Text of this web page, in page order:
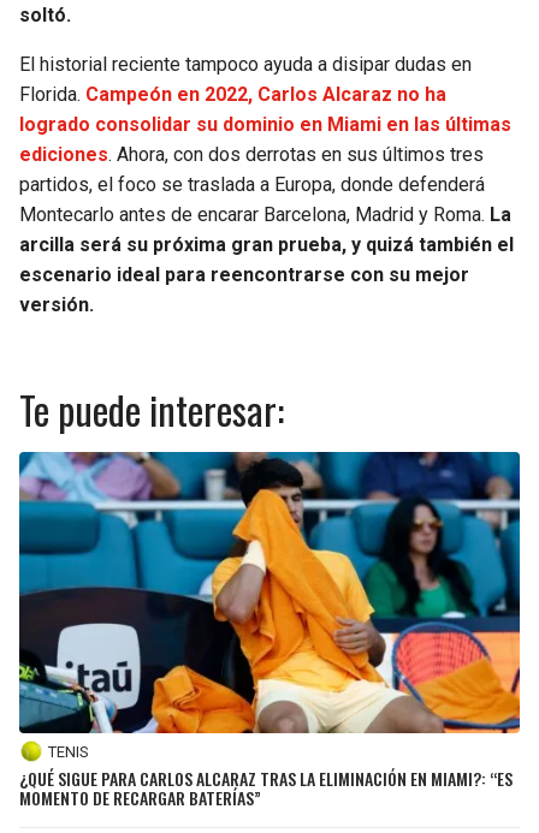
soltó.
El historial reciente tampoco ayuda a disipar dudas en
Florida. Campeón en 2022, Carlos Alcaraz no ha
logrado consolidar su dominio en Miami en las últimas
ediciones. Ahora, con dos derrotas en sus últimos tres
partidos, el foco se traslada a Europa, donde defenderá
Montecarlo antes de encarar Barcelona, Madrid y Roma. La
arcilla será su próxima gran prueba, y quizá también el
escenario ideal para reencontrarse con su mejor
versión.
Te puede interesar:
TENIS
¿QUÉ SIGUE PARA CARLOS ALCARAZ TRAS LA ELIMINACIÓN EN MIAMI?: “ES
MOMENTO DE RECARGAR BATERÍAS”